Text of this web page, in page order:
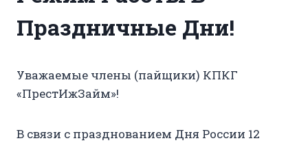
Праздничные Дни!
Уважаемые члены (пайщики) КПКГ
«ПрестИжЗайм»!
В связи с празднованием Дня России 12